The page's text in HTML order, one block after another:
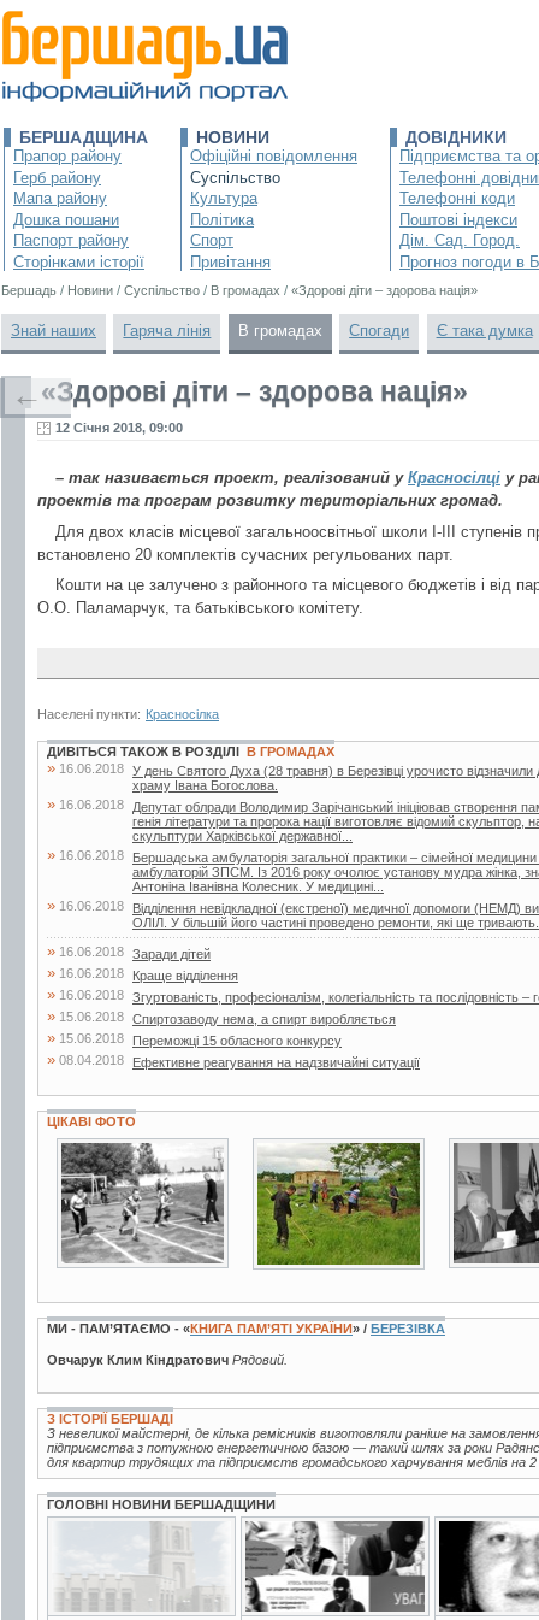
БЕРШАДЩИНА
Прапор району
Герб району
Мапа району
Дошка пошани
Паспорт району
Сторінками історії
НОВИНИ
Офіційні повідомлення
Суспільство
Культура
Політика
Спорт
Привітання
ДОВІДНИКИ
Підприємства та
Телефонні
Телефонні коди
Поштові індекси
Дім. Сад. Город.
Прогноз погоди в
Бершадь / Новини / Суспільство / В громадах / «Здорові діти – здорова нація»
Знай наших Гаряча лінія В громадах Спогади Є така думка
«Здорові діти – здорова нація»
12 Січня 2018, 09:00
– так називається проект, реалізований у Красносілці у
проектів та програм розвитку територіальних громад.
Для двох класів місцевої загальноосвітньої школи І-ІІІ ступенів
встановлено 20 комплектів сучасних регульованих парт.
Кошти на це залучено з районного та місцевого бюджетів і від
О.О. Паламарчук, та батьківського комітету.
Населені пункти: Красносілка
←
ДИВІТЬСЯ ТАКОЖ В РОЗДІЛІ В ГРОМАДАХ
» 16.06.2018 У день Святого Духа (28 травня) в Березівці урочисто відзначили
храму Івана Богослова.
» 16.06.2018
Депутат облради Володимир Зарічанський ініціював створення
генія літератури та пророка нації виготовляє відомий
скульптури Харківської державної...
» 16.06.2018
Бершадська амбулаторія загальної практики – сімейної
амбулаторій ЗПСМ. Із 2016 року очолює установу мудра жінка,
Антоніна Іванівна Колесник. У медицині...
» 16.06.2018
Відділення невідкладної (екстреної) медичної допомоги (НЕМД)
ОЛІЛ. У більшій його частині проведено ремонти, які ще тривають.
» 16.06.2018 Заради дітей
» 16.06.2018 Краще відділення
» 16.06.2018 Згуртованість, професіоналізм, колегіальність та послідовність –
» 15.06.2018 Спиртозаводу нема, а спирт виробляється
» 15.06.2018 Переможці 15 обласного конкурсу
» 08.04.2018 Ефективне реагування на надзвичайні ситуації
ЦІКАВІ ФОТО
2 фото 6 фото
МИ - ПАМ’ЯТАЄМО - «КНИГА ПАМ’ЯТІ УКРАЇНИ» / БЕРЕЗІВКА
Овчарук Клим Кіндратович Рядовий.
З ІСТОРІЇ БЕРШАДІ
З невеликої майстерні, де кілька ремісників виготовляли раніше на
підприємства з потужною енергетичною базою — такий шлях за роки
для квартир трудящих та підприємств громадського харчування меблів на
ГОЛОВНІ НОВИНИ БЕРШАДЩИНИ